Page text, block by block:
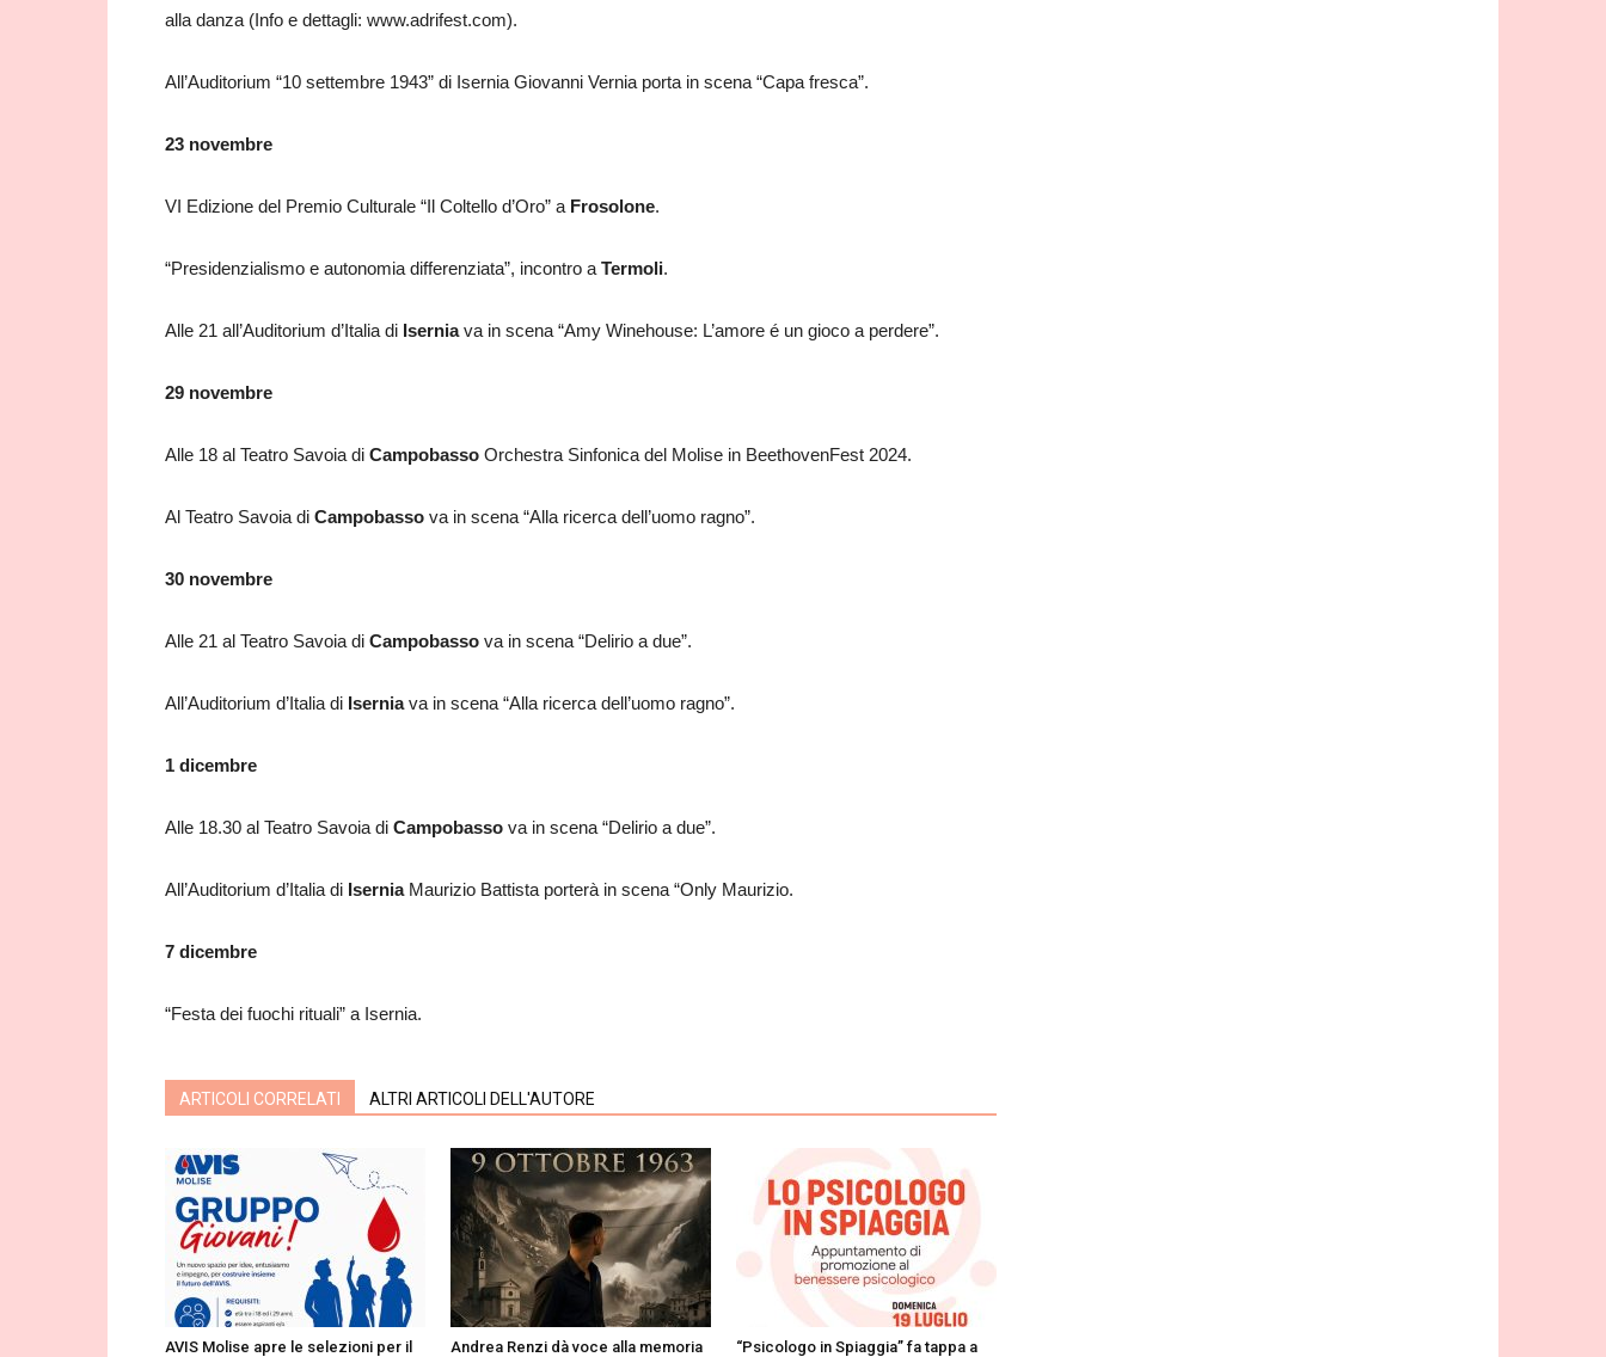
alla danza (Info e dettagli: www.adrifest.com).
All’Auditorium “10 settembre 1943” di Isernia Giovanni Vernia porta in scena “Capa fresca”.
23 novembre
VI Edizione del Premio Culturale “Il Coltello d’Oro” a Frosolone.
“Presidenzialismo e autonomia differenziata”, incontro a Termoli.
Alle 21 all’Auditorium d’Italia di Iserniava in scena “Amy Winehouse: L’amore é un gioco a perdere”.
29 novembre
Alle 18 al Teatro Savoia di Campobasso Orchestra Sinfonica del Molise in BeethovenFest 2024.
Al Teatro Savoia di Campobasso va in scena “Alla ricerca dell’uomo ragno”.
30 novembre
Alle 21 al Teatro Savoia di Campobasso va in scena “Delirio a due”.
All’Auditorium d’Italia di Iserniava in scena “Alla ricerca dell’uomo ragno”.
1 dicembre
Alle 18.30 al Teatro Savoia di Campobasso va in scena “Delirio a due”.
All’Auditorium d’Italia di IserniaMaurizio Battista porterà in scena “Only Maurizio.
7 dicembre
“Festa dei fuochi rituali” a Isernia.
ARTICOLI CORRELATI ALTRI ARTICOLI DELL'AUTORE
AVIS Molise apre le selezioni per il Andrea Renzi dà voce alla memoria “Psicologo in Spiaggia” fa tappa a